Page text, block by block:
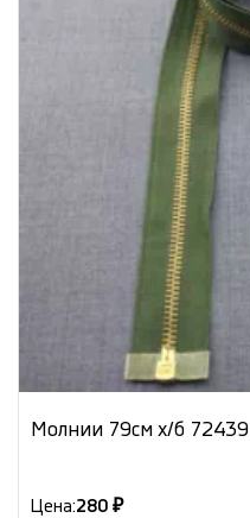
Молнии 79см х/б 72439
Цена:280 ₽